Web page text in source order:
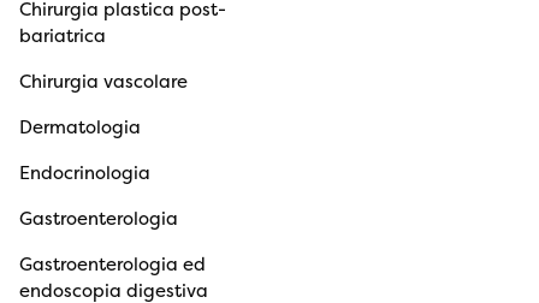
Chirurgia plastica post-
bariatrica
Chirurgia vascolare
Dermatologia
Endocrinologia
Gastroenterologia
Gastroenterologia ed
endoscopia digestiva